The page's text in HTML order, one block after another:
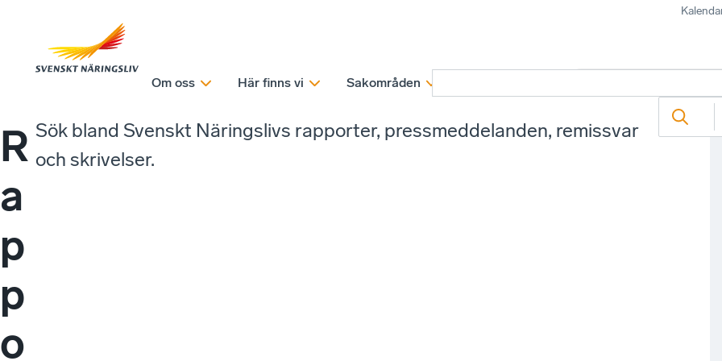
Om oss Här finns vi Sakområden
R
a
p
p
o
Sök bland Svenskt Näringslivs rapporter, pressmeddelanden, remissvar
och skrivelser.